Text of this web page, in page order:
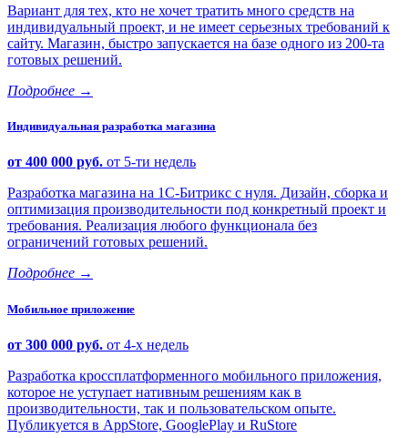
Вариант для тех, кто не хочет тратить много средств на
индивидуальный проект, и не имеет серьезных требований к
сайту. Магазин, быстро запускается на базе одного из 200-та
готовых решений.
Подробнее →
Индивидуальная разработка магазина
от 400 000 руб. от 5-ти недель
Разработка магазина на 1С-Битрикс с нуля. Дизайн, сборка и
оптимизация производительности под конкретный проект и
требования. Реализация любого функционала без
ограничений готовых решений.
Подробнее →
Мобильное приложение
от 300 000 руб. от 4-х недель
Разработка кроссплатформенного мобильного приложения,
которое не уступает нативным решениям как в
производительности, так и пользовательском опыте.
Публикуется в AppStore, GooglePlay и RuStore